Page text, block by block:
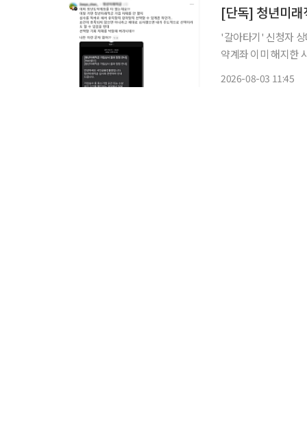
'갈아타기' 신청자
약계좌 이미 해지한
2026-08-03 11:45